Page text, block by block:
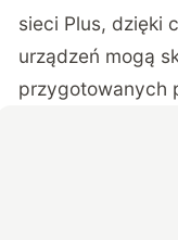
sieci Plus, dzięki
urządzeń mogą
przygotowanych